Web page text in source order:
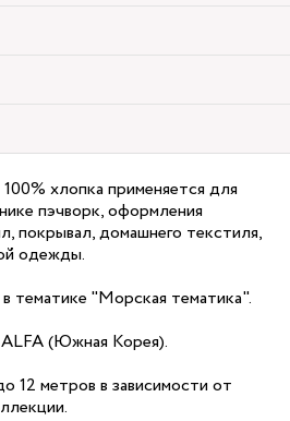
хлопка применяется для
пэчворк, оформления
покрывал, домашнего текстиля,
одежды.
тематике "Морская тематика".
(Южная Корея).
12 метров в зависимости от